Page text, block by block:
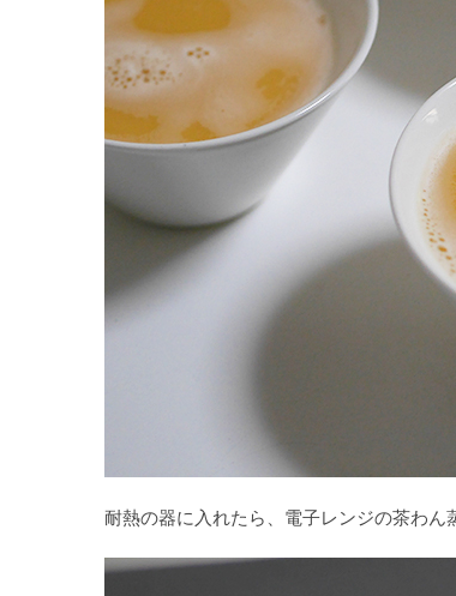
耐熱の器に入れたら、電子レンジの茶わん